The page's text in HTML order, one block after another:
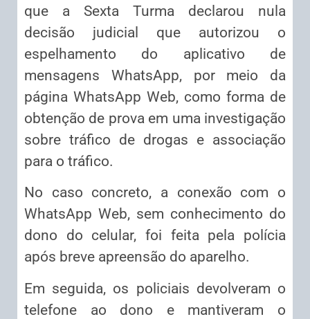
que a Sexta Turma declarou nula
decisão judicial que autorizou o
espelhamento do aplicativo de
mensagens WhatsApp, por meio da
página WhatsApp Web, como forma de
obtenção de prova em uma investigação
sobre tráfico de drogas e associação
para o tráfico.
No caso concreto, a conexão com o
WhatsApp Web, sem conhecimento do
dono do celular, foi feita pela polícia
após breve apreensão do aparelho.
Em seguida, os policiais devolveram o
telefone ao dono e mantiveram o